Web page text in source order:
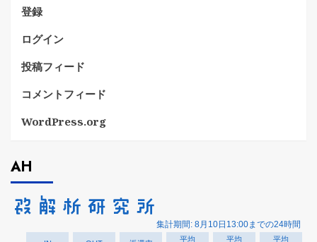
登録
ログイン
投稿フィード
コメントフィード
WordPress.org
AH